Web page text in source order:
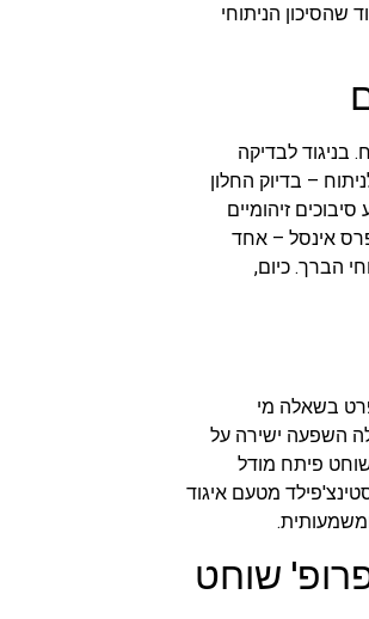
הניתוחי
בניגוד לבדיקה
– בדיוק החלון
זיהומיים
אינסל – אחד
הברך. כיום,
בשאלה מי
לה השפעה ישירה על
פיתח מודל
מטעם איגוד
שוחט